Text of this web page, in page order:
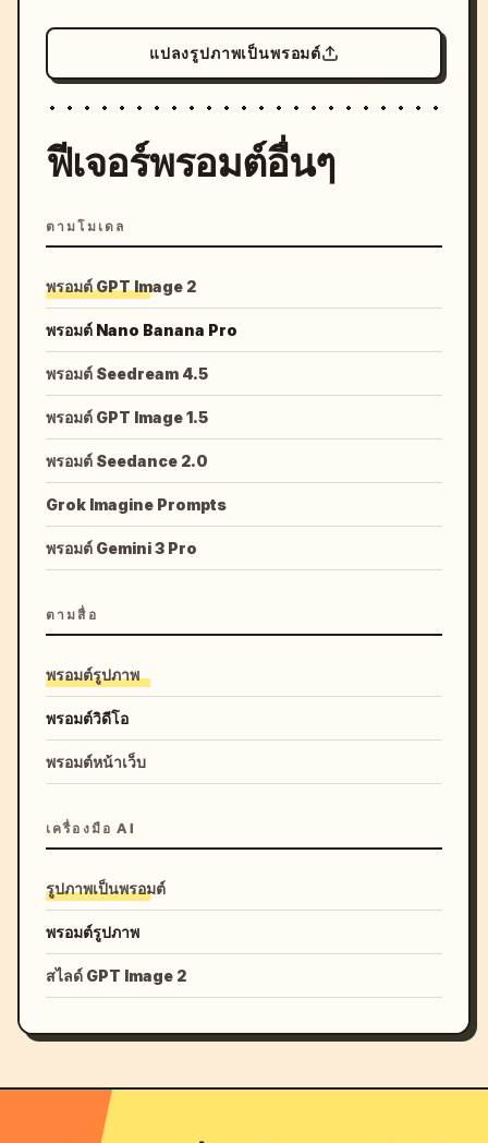
แปลงรูปภาพเป็นพรอมต์
ฟีเจอร์พรอมต์อื่นๆ
ตามโมเดล
พรอมต์ GPT Image 2
พรอมต์ Nano Banana Pro
พรอมต์ Seedream 4.5
พรอมต์ GPT Image 1.5
พรอมต์ Seedance 2.0
Grok Imagine Prompts
พรอมต์ Gemini 3 Pro
ตามสื่อ
พรอมต์รูปภาพ
พรอมต์วิดีโอ
พรอมต์หน้าเว็บ
เครื่องมือ AI
รูปภาพเป็นพรอมต์
พรอมต์รูปภาพ
สไลด์ GPT Image 2